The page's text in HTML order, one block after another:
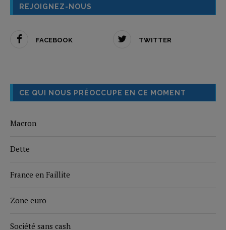
REJOIGNEZ-NOUS
FACEBOOK TWITTER
CE QUI NOUS PRÉOCCUPE EN CE MOMENT
Macron
Dette
France en Faillite
Zone euro
Société sans cash